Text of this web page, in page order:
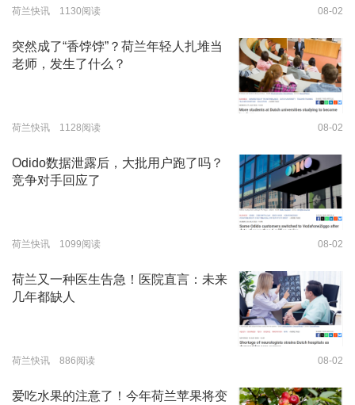
荷兰快讯 1130阅读 08-02
突然成了“香饽饽”？荷兰年轻人扎堆当
老师，发生了什么？
荷兰快讯 1128阅读 08-02
Odido数据泄露后，大批用户跑了吗？
竞争对手回应了
荷兰快讯 1099阅读 08-02
荷兰又一种医生告急！医院直言：未来
几年都缺人
荷兰快讯 886阅读 08-02
爱吃水果的注意了！今年荷兰苹果将变